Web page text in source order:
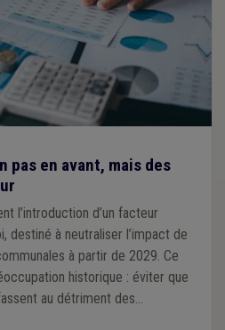
pas en avant, mais des
l’introduction d’un facteur
à neutraliser l’impact de
à partir de 2029. Ce
historique : éviter que
au détriment des
par le passé. Cependant,